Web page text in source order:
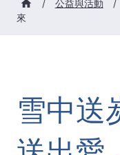
/ 公益與活動 /
來
雪中送